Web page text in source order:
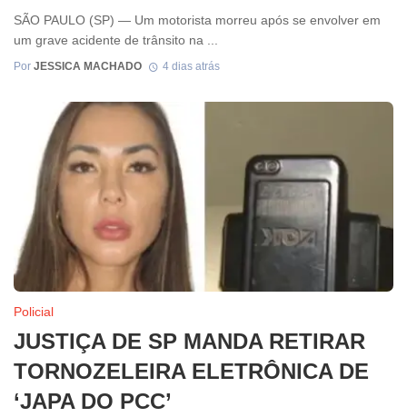
SÃO PAULO (SP) — Um motorista morreu após se envolver em
um grave acidente de trânsito na ...
Por JESSICA MACHADO 4 dias atrás
Policial
JUSTIÇA DE SP MANDA RETIRAR
TORNOZELEIRA ELETRÔNICA DE
‘JAPA DO PCC’